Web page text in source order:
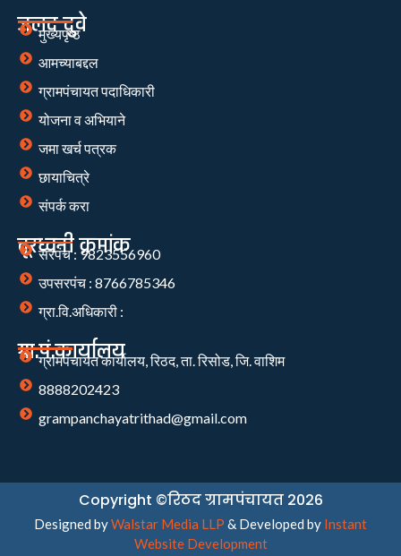
जलद दुवे
मुख्यपृष्ठ
आमच्याबद्दल
ग्रामपंचायत पदाधिकारी
योजना व अभियाने
जमा खर्च पत्रक
छायाचित्रे
संपर्क करा
दूरध्वनी क्रमांक
सरपंच : 9823556960
उपसरपंच : 8766785346
ग्रा.वि.अधिकारी :
ग्रा.पं.कार्यालय
ग्रामपंचायत कार्यालय, रिठद, ता. रिसोड, जि. वाशिम
8888202423
grampanchayatrithad@gmail.com
Copyright ©रिठद ग्रामपंचायत 2026
Designed byWalstar Media LLP & Developed by Instant
Website Development